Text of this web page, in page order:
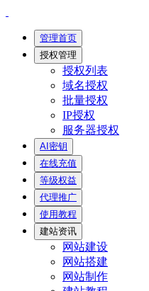
管理首页
授权管理
授权列表
域名授权
批量授权
IP授权
服务器授权
AI密钥
在线充值
等级权益
代理推广
使用教程
建站资讯
网站建设
网站搭建
网站制作